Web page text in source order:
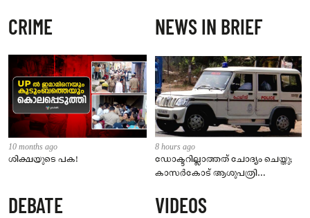
CRIME
10 months ago
ശിക്ഷയുടെ പക!
NEWS IN BRIEF
8 hours ago
ഡോക്ടറില്ലാത്തത് ചോദ്യം ചെയ്തു;
കാസർകോട് ആശുപത്രി
നാട്ടുകാർക്കെതിരെ കേസ്
DEBATE VIDEOS